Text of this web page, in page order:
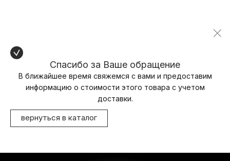
Спасибо за Ваше обращение
В ближайшее время свяжемся с вами и предоставим
информацию о стоимости этого товара с учетом
доставки.
вернуться в каталог